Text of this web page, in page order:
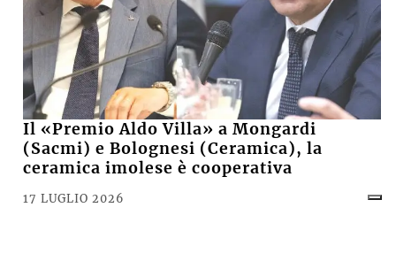
Il «Premio Aldo Villa» a Mongardi
(Sacmi) e Bolognesi (Ceramica), la
ceramica imolese è cooperativa
17 LUGLIO 2026